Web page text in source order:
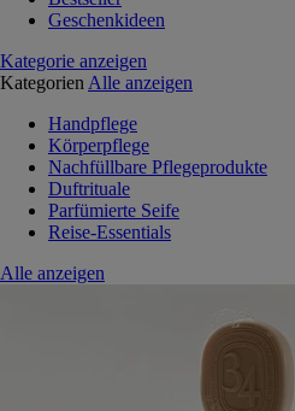
Geschenkideen
Kategorie anzeigen
Kategorien Alle anzeigen
Handpflege
Körperpflege
Nachfüllbare Pflegeprodukte
Duftrituale
Parfümierte Seife
Reise-Essentials
Alle anzeigen